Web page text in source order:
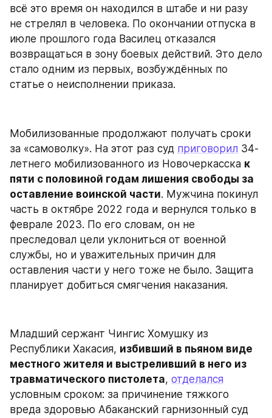
всё это время он находился в штабе и ни разу
не стрелял в человека. По окончании отпуска в
июле прошлого года Василец отказался
возвращаться в зону боевых действий. Это дело
стало одним из первых, возбуждённых по
статье о неисполнении приказа.
Мобилизованные продолжают получать сроки
за «самоволку». На этот раз суд приговорил 34-
летнего мобилизованного из Новочеркасска к
пяти с половиной годам лишения свободы за
оставление воинской части. Мужчина покинул
часть в октябре 2022 года и вернулся только в
феврале 2023. По его словам, он не
преследовал цели уклониться от военной
службы, но и уважительных причин для
оставления части у него тоже не было. Защита
планирует добиться смягчения наказания.
Младший сержант Чингис Хомушку из
Республики Хакасия, избивший в пьяном виде
местного жителя и выстреливший в него из
травматического пистолета, отделался
условным сроком: за причинение тяжкого